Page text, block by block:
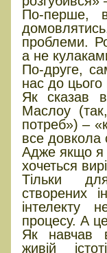
По-перше,
проблеми.
а не
По-друге,
нас до цього
Як сказав
Маслоу
потреб») –
все довкола
Адже якщо я
хочеться
Тільки
створених
інтелекту
процесу. А
Як навчав
живій